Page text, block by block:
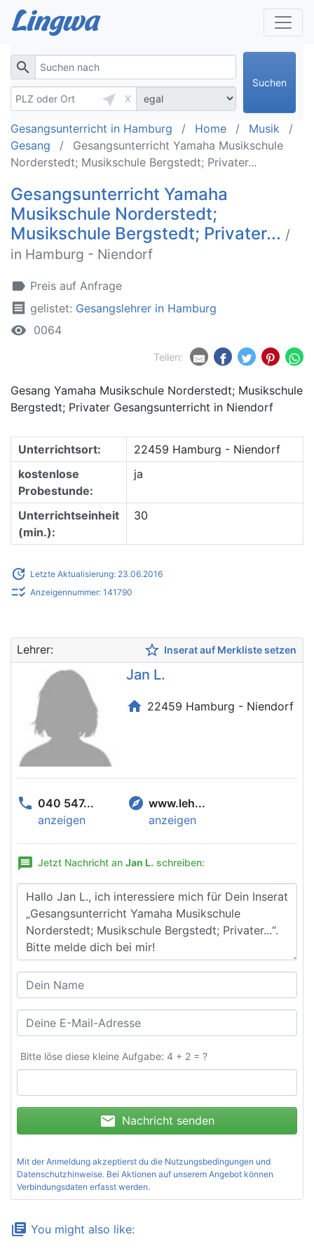
search
near_me
X
Suchen
Gesangsunterricht in Hamburg Home
Musik
Gesang
Gesangsunterricht Yamaha Musikschule
Norderstedt; Musikschule Bergstedt; Privater...
Gesangsunterricht Yamaha
Musikschule Norderstedt;
Musikschule Bergstedt; Privater... /
in Hamburg - Niendorf
label Preis auf Anfrage
receipt gelistet: Gesangslehrer in Hamburg
remove_red_eye 0064
Teilen:
Gesang Yamaha Musikschule Norderstedt; Musikschule
Bergstedt; Privater Gesangsunterricht in Niendorf
Unterrichtsort:
22459 Hamburg - Niendorf
kostenlose
Probestunde:
ja
Unterrichtseinheit
(min.):
30
update Letzte Aktualisierung: 23.06.2016
checklist_rtl Anzeigennummer: 141790
Lehrer: star_border Inserat auf Merkliste setzen
Jan L.
home 22459 Hamburg - Niendorf
phone 040 547...
anzeigen
explore www.leh...
anzeigen
message Jetzt Nachricht an Jan L. schreiben:
Bitte löse diese kleine Aufgabe: 4 + 2 = ?
mail Nachricht senden
Mit der Anmeldung akzeptierst du die Nutzungsbedingungen und
Datenschutzhinweise. Bei Aktionen auf unserem Angebot können
Verbindungsdaten erfasst werden.
library_books You might also like: